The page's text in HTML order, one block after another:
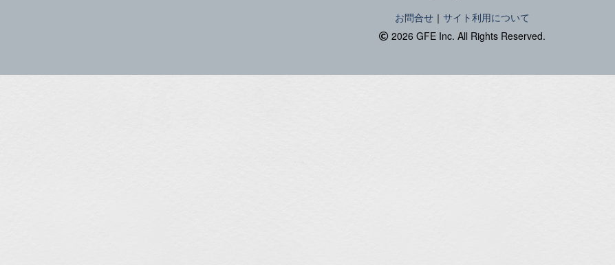
お問合せ ｜ サイト利用について
2026 GFE Inc. All Rights Reserved.